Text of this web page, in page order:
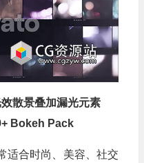
散景叠加漏光元素
Bokeh Pack
适合时尚、美容、社交